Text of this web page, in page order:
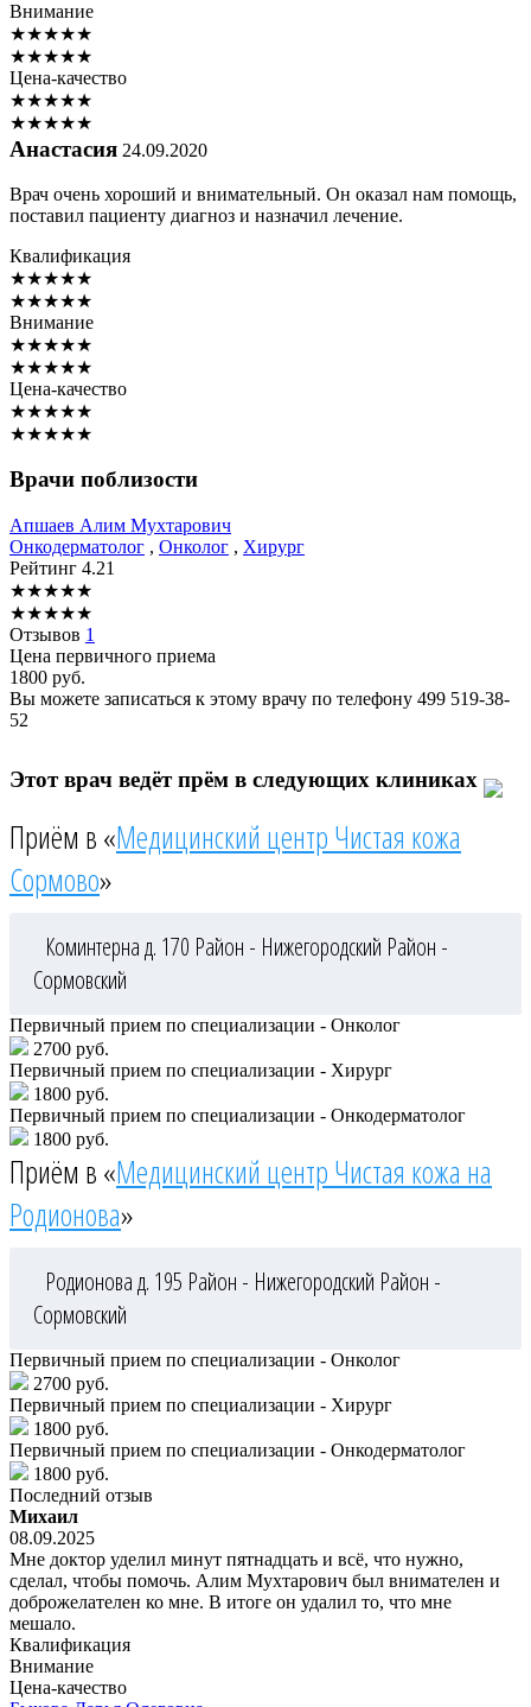
Внимание
★★★★★
★★★★★
Цена-качество
★★★★★
★★★★★
Анастасия 24.09.2020
Врач очень хороший и внимательный. Он оказал нам помощь,
поставил пациенту диагноз и назначил лечение.
Квалификация
★★★★★
★★★★★
Внимание
★★★★★
★★★★★
Цена-качество
★★★★★
★★★★★
Врачи поблизости
Апшаев Алим Мухтарович
Онкодерматолог , Онколог , Хирург
Рейтинг 4.21
★★★★★
★★★★★
Отзывов 1
Цена первичного приема
1800 руб.
Вы можете записаться к этому врачу по телефону 499 519-38-
52
Этот врач ведёт прём в следующих клиниках
Приём в «Медицинский центр Чистая кожа
Сормово»
Коминтерна д. 170 Район - Нижегородский Район -
Сормовский
Первичный прием по специализации - Онколог
2700 руб.
Первичный прием по специализации - Хирург
1800 руб.
Первичный прием по специализации - Онкодерматолог
1800 руб.
Приём в «Медицинский центр Чистая кожа на
Родионова»
Родионова д. 195 Район - Нижегородский Район -
Сормовский
Первичный прием по специализации - Онколог
2700 руб.
Первичный прием по специализации - Хирург
1800 руб.
Первичный прием по специализации - Онкодерматолог
1800 руб.
Последний отзыв
Михаил
08.09.2025
Мне доктор уделил минут пятнадцать и всё, что нужно,
сделал, чтобы помочь. Алим Мухтарович был внимателен и
доброжелателен ко мне. В итоге он удалил то, что мне
мешало.
Квалификация
Внимание
Цена-качество